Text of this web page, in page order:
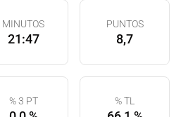
MINUTOS
21:47
PUNTOS
8,7
% 3 PT % TL